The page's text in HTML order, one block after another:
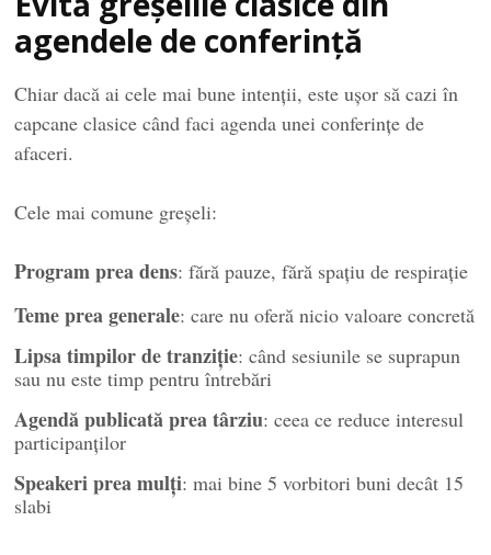
agendele de conferință
Chiar dacă ai cele mai bune intenții, este ușor să cazi în
capcane clasice când faci agenda unei conferințe de
afaceri.
Cele mai comune greșeli:
Program prea dens: fără pauze, fără spațiu de respirație
Teme prea generale: care nu oferă nicio valoare concretă
Lipsa timpilor de tranziție: când sesiunile se suprapun
sau nu este timp pentru întrebări
Agendă publicată prea târziu: ceea ce reduce interesul
participanților
Speakeri prea mulți: mai bine 5 vorbitori buni decât 15
slabi